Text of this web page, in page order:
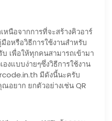
นือจากการที่จะสร้างคิวอาร์
อหรือวิธีการใช้งานสำหรับ
เพื่อให้ทุกคนสามารถเข้ามา
งแบบง่ายๆซึ่งวิธีการใช้งาน
มีดังนี้นะครับ
อยาก ยกตัวอย่างเช่น QR